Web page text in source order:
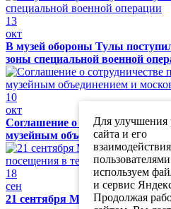
13
окт
В музей обороны Тулы
зоны специальной военной
10
окт
Соглашение о сотрудничестве
музейным объединением и
18
сен
21 сентября Музей обороны
Для улучшения
сайта и его
используем
и сервис
Продолжая